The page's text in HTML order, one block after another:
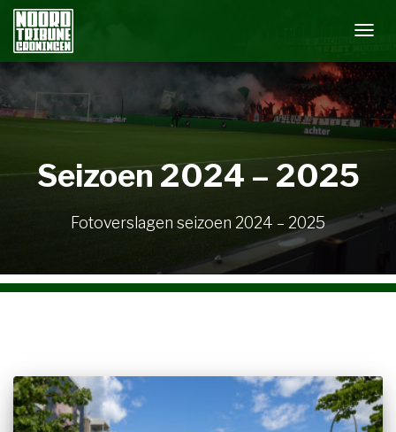
Seizoen 2024 – 2025
Fotoverslagen seizoen 2024 – 2025